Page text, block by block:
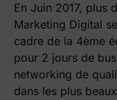
En Juin 2017, plus
Marketing Digital
cadre de la 4ème
pour 2 jours de
networking de
dans les plus